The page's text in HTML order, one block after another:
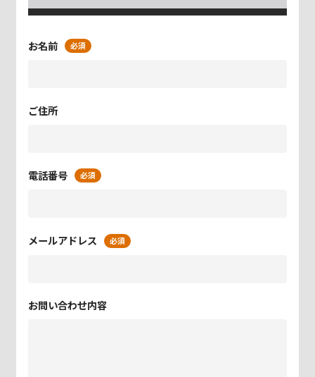
お名前 必須
ご住所
電話番号 必須
メールアドレス 必須
お問い合わせ内容